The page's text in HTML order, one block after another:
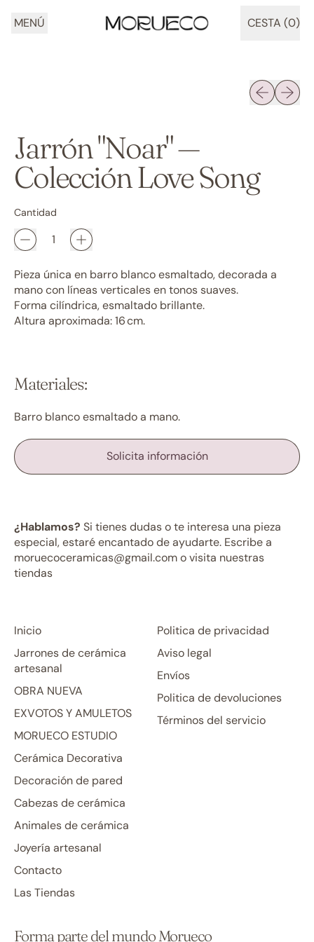
MENÚ CESTA (0)
ARTÍCULOS
Diapositiva
Jarrón "Noar" —
Colección Love Song
Cantidad
Pieza única en barro blanco esmaltado, decorada a
mano con líneas verticales en tonos suaves.
Forma cilíndrica, esmaltado brillante.
Altura aproximada: 16 cm.
Materiales:
Barro blanco esmaltado a mano.
Solicita información
¿Hablamos? Si tienes dudas o te interesa una pieza
especial, estaré encantado de ayudarte. Escribe a
moruecoceramicas@gmail.com o visita nuestras
tiendas
Inicio
Jarrones de cerámica
artesanal
OBRA NUEVA
EXVOTOS Y AMULETOS
MORUECO ESTUDIO
Cerámica Decorativa
Decoración de pared
Cabezas de cerámica
Animales de cerámica
Joyería artesanal
Contacto
Las Tiendas
Politica de privacidad
Aviso legal
Envíos
Politica de devoluciones
Términos del servicio
Forma parte del mundo Morueco